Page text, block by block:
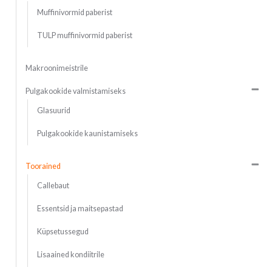
Muffinivormid paberist
TULP muffinivormid paberist
Makroonimeistrile
Pulgakookide valmistamiseks
Glasuurid
Pulgakookide kaunistamiseks
Toorained
Callebaut
Essentsid ja maitsepastad
Küpsetussegud
Lisaained kondiitrile